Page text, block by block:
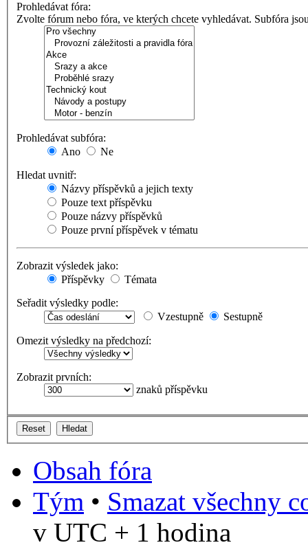
Prohledávat fóra:
Zvolte fórum nebo fóra, ve kterých chcete vyhledávat. Subfóra
Prohledávat subfóra:
Ano
Ne
Hledat uvnitř:
Názvy příspěvků a jejich texty
Pouze text příspěvku
Pouze názvy příspěvků
Pouze první příspěvek v tématu
Zobrazit výsledek jako:
Příspěvky
Témata
Seřadit výsledky podle:
Vzestupně
Sestupně
Omezit výsledky na předchozí:
Zobrazit prvních:
znaků příspěvku
Obsah fóra
Tým • Smazat všechny
v UTC + 1 hodina